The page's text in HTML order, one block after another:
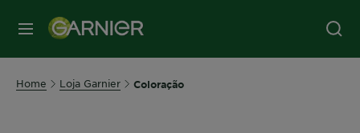
MENU
Home Loja Garnier Coloração